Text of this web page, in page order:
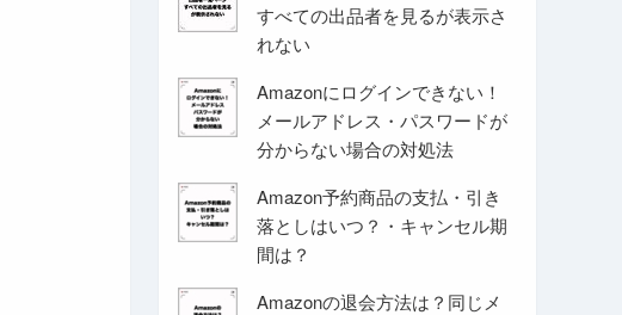
すべての出品者を見るが表示さ
れない
Amazonにログインできない！
メールアドレス・パスワードが
分からない場合の対処法
Amazon予約商品の支払・引き
落としはいつ？・キャンセル期
間は？
Amazonの退会方法は？同じメ